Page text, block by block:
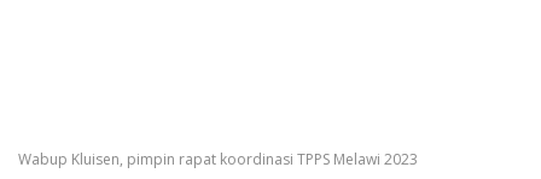
Wabup Kluisen, pimpin rapat koordinasi TPPS Melawi 2023